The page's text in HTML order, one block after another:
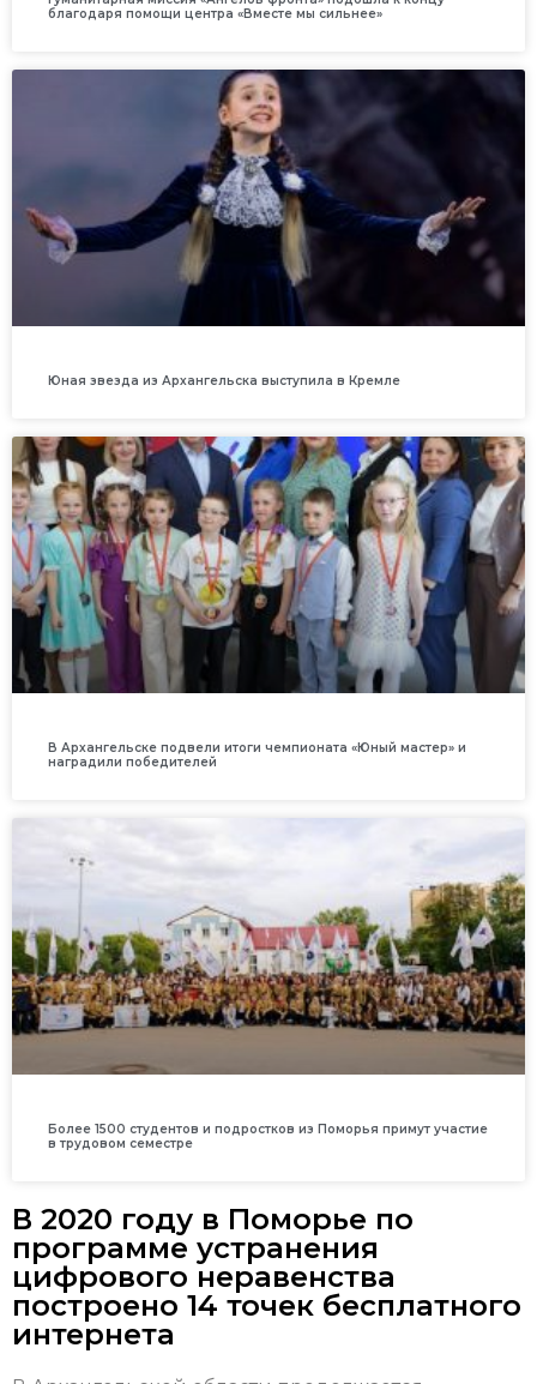
благодаря помощи центра «Вместе мы сильнее»
Юная звезда из Архангельска выступила в Кремле
В Архангельске подвели итоги чемпионата «Юный мастер» и
наградили победителей
Более 1500 студентов и подростков из Поморья примут участие
в трудовом семестре
В 2020 году в Поморье по
программе устранения
цифрового неравенства
построено 14 точек бесплатного
интернета